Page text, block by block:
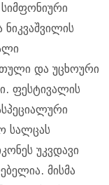
და უცხოური
ფესტივალის
სალცას
უკვდავი
მისმა